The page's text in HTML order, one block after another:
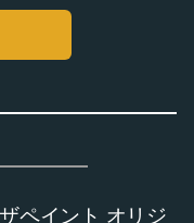
ペイント オリジ